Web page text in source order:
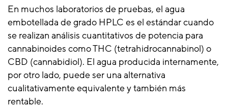
En muchos laboratorios de pruebas, el agua
embotellada de grado HPLC es el estándar cuando
se realizan análisis cuantitativos de potencia para
cannabinoides como THC (tetrahidrocannabinol) o
CBD (cannabidiol). El agua producida internamente,
por otro lado, puede ser una alternativa
cualitativamente equivalente y también más
rentable.